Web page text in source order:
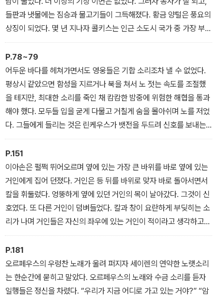
들판과 냇물에는 짐승과 물고기들이 그득해졌다. 황금 양털은 풍요의
상징이 되었다. 몇 년 지나자 콜키스는 인근 소도시 국가 중 가장 부유
한 나라가 되었다. 잘 먹인 군사들은 날로 용맹해졌다.
2장: 황금 양털을 찾아서
P.78~79
어두운 바다를 헤쳐가면서도 영웅들은 기합 소리조차 낼 수 없었다.
평상시 같았으면 함성을 지르거나 북을 쳐서 노 젓는 속도를 조절했
을 테지만, 최대한 소리를 죽인 채 캄캄한 밤중에 위험한 해협을 통과
해야 했다. 모두들 입을 굳게 다물고 거칠게 숨을 몰아쉬며 노를 저었
다. 그들에게 들리는 것은 린케우스가 뱃전을 두드려 신호를 보내는
소리뿐이었다. 모두들 그 소리에 맞춰 노를 저었다. 아르고호는 빠른
속도로 물살을 헤쳐 나갔다. 맨 뒤에 있는 키잡이는 린케우스의 나지
막한 목소리를 따라 키를 조정했다.
5장: 떠나는 영웅들
P.151
이아손은 펄쩍 뛰어오르며 옆에 있는 가장 큰 바위를 바로 옆에 있는
거인에게 집어 던졌다. 거인은 등 뒤를 바위로 맞자 바로 돌아서면서
칼을 휘둘렀다. 엉뚱하게 옆에 있던 거인의 목이 날아갔다. 그것이 신
호였다. 또 다른 거인이 덤벼들었다. 칼과 창이 요란하게 부딪히는 소
리가 나며 거인들은 자신의 좌우에 있는 거인이 적이라고 생각하고는
서로 치고받으며 전투를 벌였다. 거인들은 누가 적인지 도 모른 채 싸
우고 있었지만, 이아손은 누가 적인지 잘 알고 있었다.
9장: 끝내 황금 양털을 손에 넣다
P.181
오르페우스의 우렁찬 노래가 울려 퍼지자 세이렌의 연약한 노랫소리
는 한순간에 묻히고 말았다. 오르페우스의 노래와 수금 소리를 듣자
일행들은 정신을 차렸다. “우리가 지금 어디로 가고 있는 거야?” “암